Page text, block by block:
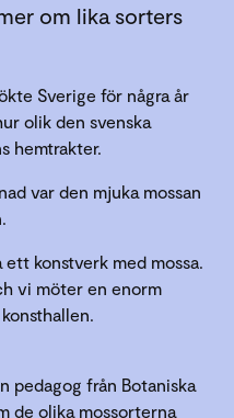
om lika sorters
Sverige för några år
olik den svenska
hemtrakter.
var den mjuka mossan
ett konstverk med mossa.
vi möter en enorm
pedagog från Botaniska
de olika mossorterna